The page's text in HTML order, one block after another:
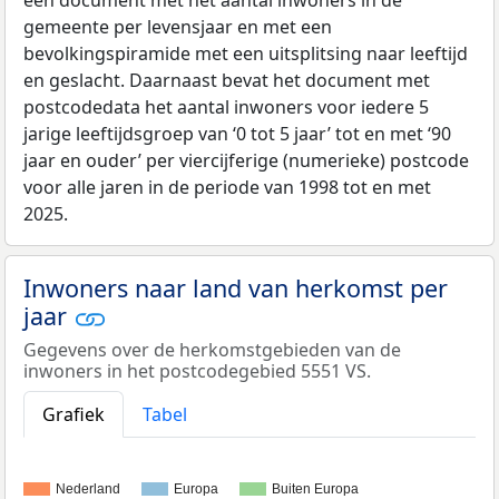
gemeente per levensjaar en met een
bevolkingspiramide met een uitsplitsing naar leeftijd
en geslacht. Daarnaast bevat het document met
postcodedata het aantal inwoners voor iedere 5
jarige leeftijdsgroep van ‘0 tot 5 jaar’ tot en met ‘90
jaar en ouder’ per viercijferige (numerieke) postcode
voor alle jaren in de periode van 1998 tot en met
2025.
Inwoners naar land van herkomst per
jaar
Gegevens over de herkomstgebieden van de
inwoners in het postcodegebied 5551 VS.
Grafiek
Tabel
Nederland Europa Buiten Europa